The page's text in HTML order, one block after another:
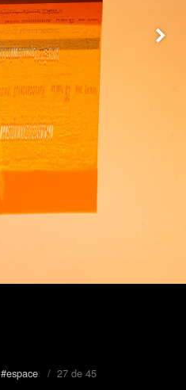
#espace/ 27 de 45